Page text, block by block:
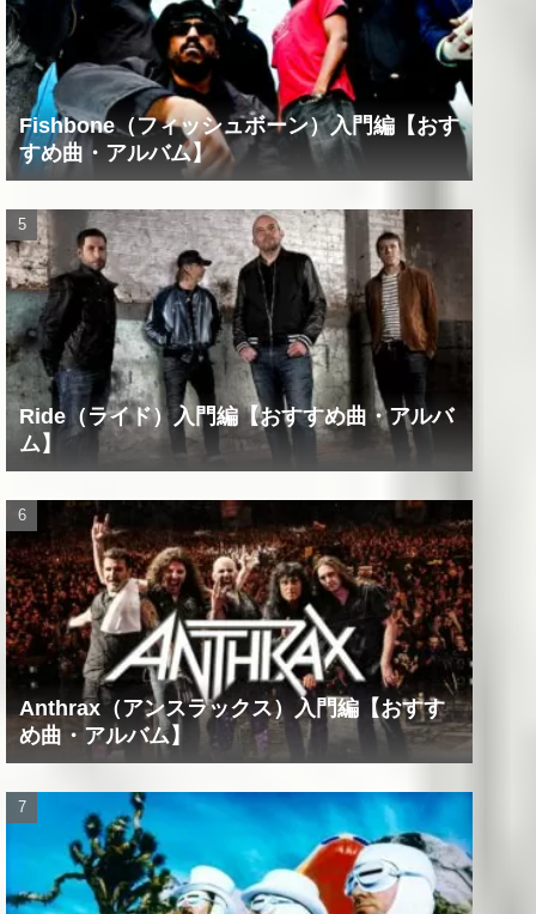
Fishbone（フィッシュボーン）入門編【おす
すめ曲・アルバム】
Ride（ライド）入門編【おすすめ曲・アルバ
ム】
Anthrax（アンスラックス）入門編【おすす
め曲・アルバム】